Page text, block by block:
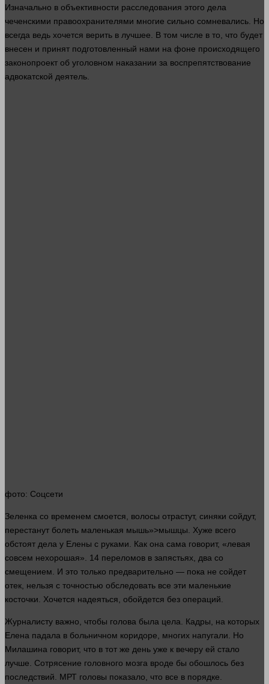
Изначально в объективности расследования этого дела
чеченскими правоохранителями многие сильно сомневались. Но
всегда ведь хочется верить в лучшее. В том числе в то, что будет
внесен и принят подготовленный нами на фоне происходящего
законопроект об уголовном наказании за воспрепятствование
адвокатской деятель.
фото: Соцсети
Зеленка со временем смоется, волосы отрастут, синяки сойдут,
перестанут болеть маленькая мышь»>мышцы. Хуже всего
обстоят дела у Елены с руками . Как она сама говорит, «левая
совсем нехорошая». 14 переломов в запястьях, два со
смещением. И это только предварительно — пока не сойдет
отек нельзя с точностью обследовать все эти маленькие
косточки. Хочется надеяться, обойдется без операций.
Журналисту важно, чтобы голова была цела. Кадры, на которых
Елена падала в больничном коридоре, многих напугали. Но
Милашина говорит, что в тот же день уже к вечеру ей стало
лучше . Сотрясение головного мозга вроде бы обошлось без
последствий. МРТ головы показало, что все в порядке.